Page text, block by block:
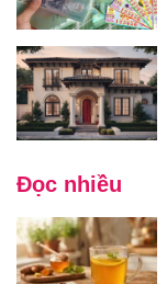
Đọc nhiều